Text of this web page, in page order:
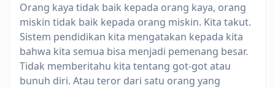
Orang kaya tidak baik kepada orang kaya, orang
miskin tidak baik kepada orang miskin. Kita takut.
Sistem pendidikan kita mengatakan kepada kita
bahwa kita semua bisa menjadi pemenang besar.
Tidak memberitahu kita tentang got-got atau
bunuh diri. Atau teror dari satu orang yang